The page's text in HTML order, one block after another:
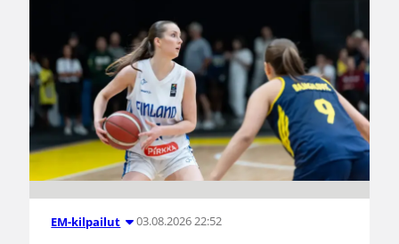
EM-kilpailut 03.08.2026 22:52